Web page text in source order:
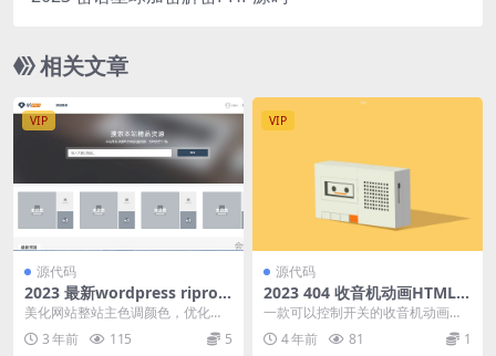
相关文章
VIP
源代码
2023 最新wordpress ripro
主题 集成易支付 免授权
美化网站整站主色调颜色，优化代
码结构，更适合SEO新增菜单顶部
黑条，可设置多个瞄...
3 年前 115 5
VIP
源代码
2023 404 收音机动画HTML源
码
一款可以控制开关的收音机动画页
面，小清新的黄色和米白加上卡通
收音机在HTML页面...
4 年前 81 1